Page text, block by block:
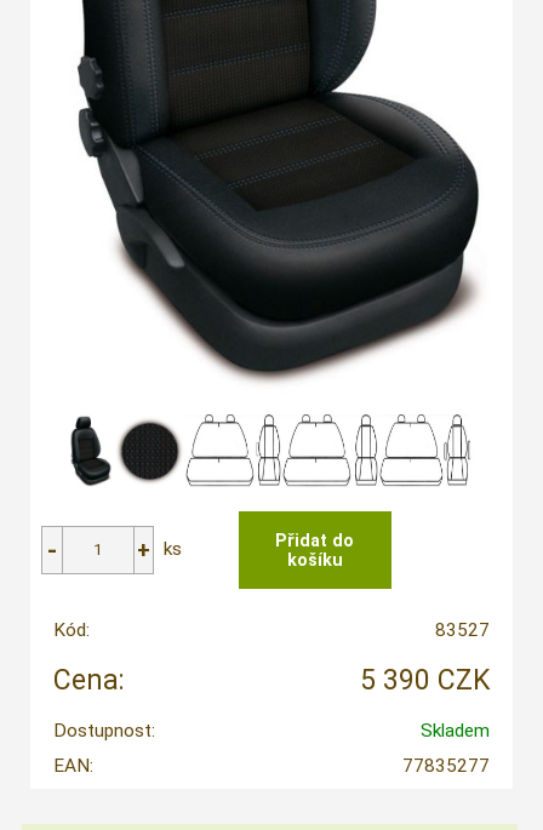
ks
Kód: 83527
Cena: 5 390 CZK
Dostupnost:
Skladem
EAN:
77835277